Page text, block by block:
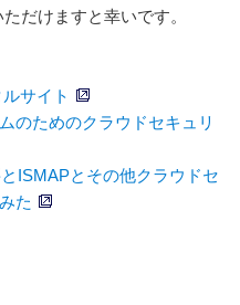
だけますと幸いです。
サイト
のためのクラウドセキュリ
ISMAPとその他クラウドセ
た